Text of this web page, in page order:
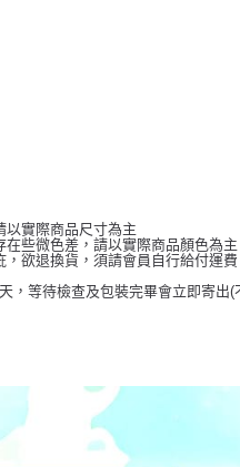
實際商品尺寸為主
些微色差，請以實際商品顏色為主
欲退換貨，須請會員自行給付運
等待檢查及包裝完畢會立即寄出